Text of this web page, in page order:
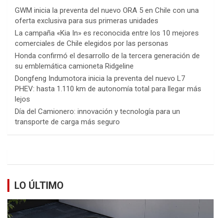
GWM inicia la preventa del nuevo ORA 5 en Chile con una
oferta exclusiva para sus primeras unidades
La campaña «Kia In» es reconocida entre los 10 mejores
comerciales de Chile elegidos por las personas
Honda confirmó el desarrollo de la tercera generación de
su emblemática camioneta Ridgeline
Dongfeng Indumotora inicia la preventa del nuevo L7
PHEV: hasta 1.110 km de autonomía total para llegar más
lejos
Día del Camionero: innovación y tecnología para un
transporte de carga más seguro
LO ÚLTIMO